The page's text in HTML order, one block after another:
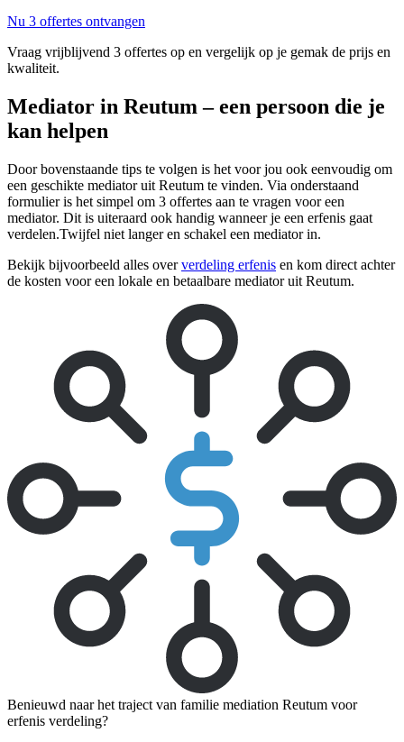
Nu 3 offertes ontvangen
Vraag vrijblijvend 3 offertes op en vergelijk op je gemak de prijs en
kwaliteit.
Mediator in Reutum – een persoon die je
kan helpen
Door bovenstaande tips te volgen is het voor jou ook eenvoudig om
een geschikte mediator uit Reutum te vinden. Via onderstaand
formulier is het simpel om 3 offertes aan te vragen voor een
mediator. Dit is uiteraard ook handig wanneer je een erfenis gaat
verdelen.Twijfel niet langer en schakel een mediator in.
Bekijk bijvoorbeeld alles oververdeling erfenis en kom direct achter
de kosten voor een lokale en betaalbare mediator uit Reutum.
Benieuwd naar het traject van familie mediation Reutum voor
erfenis verdeling?